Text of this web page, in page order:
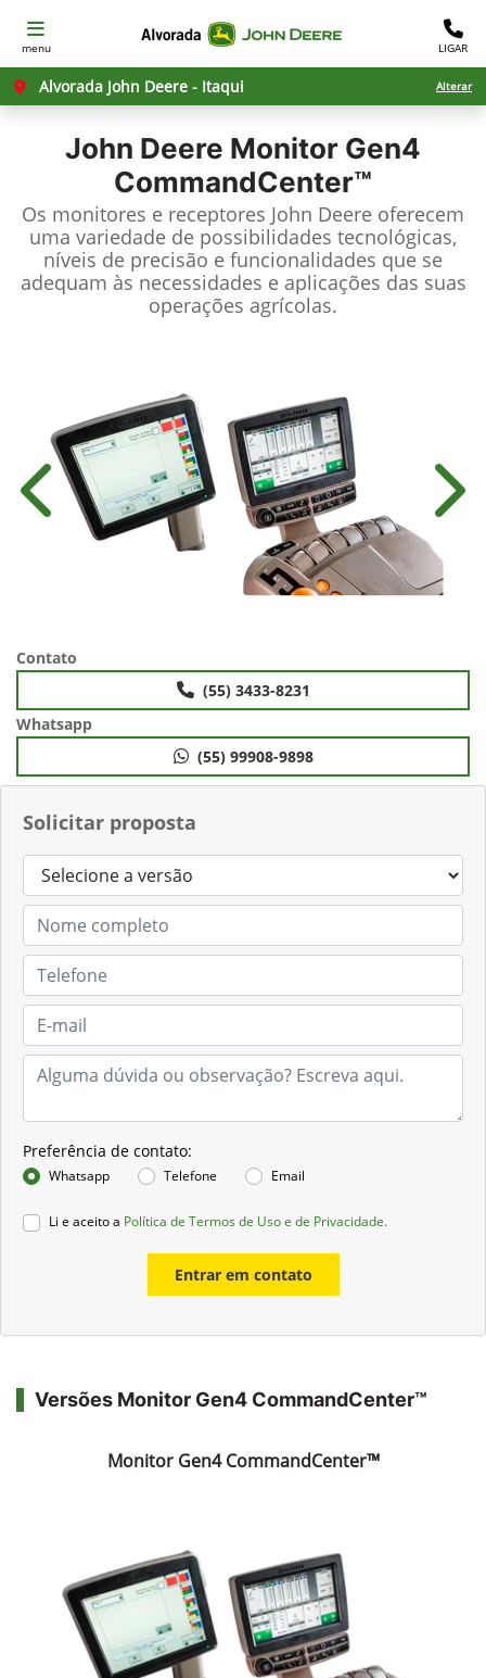
menu LIGAR
Alvorada John Deere - Itaqui Alterar
John Deere Monitor Gen4
CommandCenter™
Os monitores e receptores John Deere oferecem
uma variedade de possibilidades tecnológicas,
níveis de precisão e funcionalidades que se
adequam às necessidades e aplicações das suas
operações agrícolas.
Solicitar proposta
Preferência de contato:
Whatsapp Telefone Email
Li e aceito a Política de Termos de Uso e de Privacidade.
Entrar em contato
Anterior
Contato
(55) 3433-8231
Whatsapp
(55) 99908-9898
Versões Monitor Gen4 CommandCenter™
Monitor Gen4 CommandCenter™